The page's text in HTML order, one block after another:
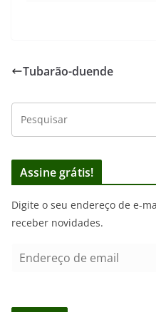
Tubarão-duende
Assine grátis!
Digite o seu endereço de e-
receber novidades.
e